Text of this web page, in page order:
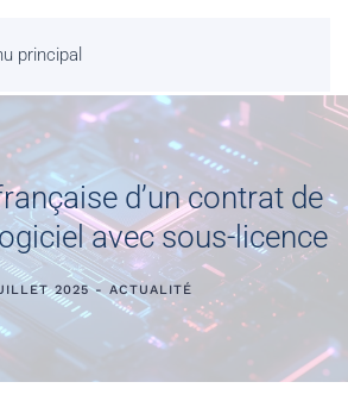
principal
d’un contrat de
avec sous-licence
2025 - ACTUALITÉ